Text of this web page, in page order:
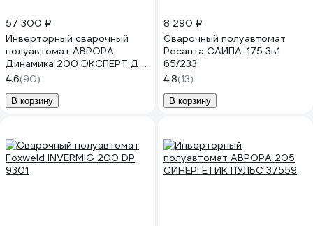
57 300 ₽
Инверторный сварочный
полуавтомат АВРОРА
Динамика 200 ЭКСПЕРТ ДП
35246
4.6(90)
В корзину
8 290 ₽
Сварочный полуавтомат
Ресанта САИПА-175 3в1
65/233
4.8(13)
В корзину